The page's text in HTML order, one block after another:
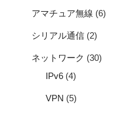
アマチュア無線 (6)
シリアル通信 (2)
ネットワーク (30)
IPv6 (4)
VPN (5)